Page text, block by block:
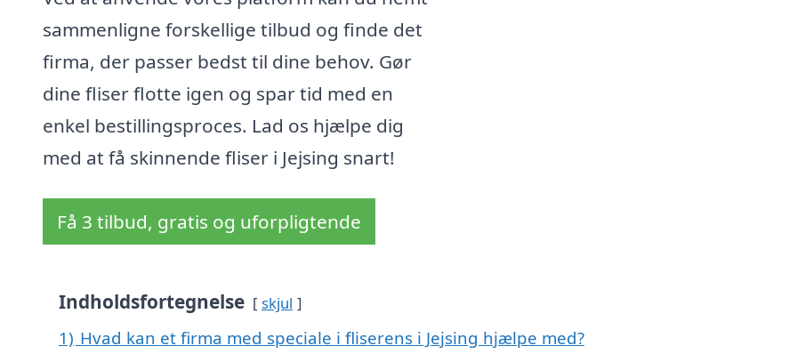
sammenligne forskellige tilbud og finde det
firma, der passer bedst til dine behov. Gør
dine fliser flotte igen og spar tid med en
enkel bestillingsproces. Lad os hjælpe dig
med at få skinnende fliser i Jejsing snart!
Få 3 tilbud, gratis og uforpligtende
Indholdsfortegnelse skjul
1) Hvad kan et firma med speciale i fliserens i Jejsing hjælpe med?